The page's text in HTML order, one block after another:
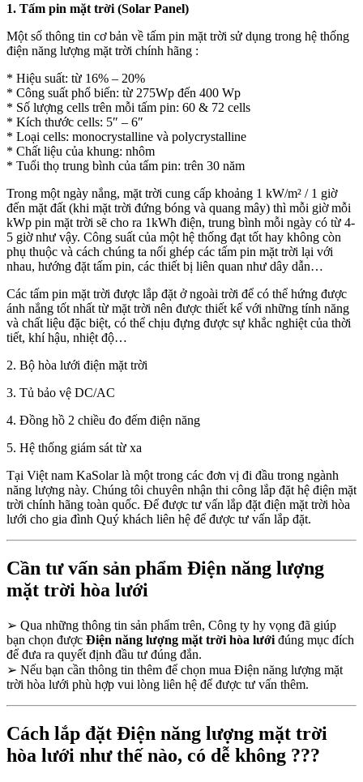
1. Tấm pin mặt trời (Solar Panel)
Một số thông tin cơ bản về tấm pin mặt trời sử dụng trong hệ thống
điện năng lượng mặt trời chính hãng :
* Hiệu suất: từ 16% – 20%
* Công suất phổ biến: từ 275Wp đến 400 Wp
* Số lượng cells trên mỗi tấm pin: 60 & 72 cells
* Kích thước cells: 5″ – 6″
* Loại cells: monocrystalline và polycrystalline
* Chất liệu của khung: nhôm
* Tuổi thọ trung bình của tấm pin: trên 30 năm
Trong một ngày nắng, mặt trời cung cấp khoảng 1 kW/m² / 1 giờ
đến mặt đất (khi mặt trời đứng bóng và quang mây) thì mỗi giờ mỗi
kWp pin mặt trời sẽ cho ra 1kWh điện, trung bình mỗi ngày có từ 4-
5 giờ như vậy. Công suất của một hệ thống đạt tốt hay không còn
phụ thuộc và cách chúng ta nối ghép các tấm pin mặt trời lại với
nhau, hướng đặt tấm pin, các thiết bị liên quan như dây dẫn…
Các tấm pin mặt trời được lắp đặt ở ngoài trời để có thể hứng được
ánh nắng tốt nhất từ mặt trời nên được thiết kế với những tính năng
và chất liệu đặc biệt, có thể chịu đựng được sự khắc nghiệt của thời
tiết, khí hậu, nhiệt độ…
2. Bộ hòa lưới điện mặt trời
3. Tủ bảo vệ DC/AC
4. Đồng hồ 2 chiều đo đếm điện năng
5. Hệ thống giám sát từ xa
Tại Việt nam KaSolar là một trong các đơn vị đi đầu trong ngành
năng lượng này. Chúng tôi chuyên nhận thi công lắp đặt hệ điện mặt
trời chính hãng toàn quốc. Để được tư vấn lắp đặt điện mặt trời hòa
lưới cho gia đình Quý khách liên hệ để được tư vấn lắp đặt.
Cần tư vấn sản phẩm Điện năng lượng
mặt trời hòa lưới
➢ Qua những thông tin sản phẩm trên, Công ty hy vọng đã giúp
bạn chọn được Điện năng lượng mặt trời hòa lưới đúng mục đích
để đưa ra quyết định đầu tư đúng đắn.
➢ Nếu bạn cần thông tin thêm để chọn mua Điện năng lượng mặt
trời hòa lưới phù hợp vui lòng liên hệ để được tư vấn thêm.
Cách lắp đặt Điện năng lượng mặt trời
hòa lưới như thế nào, có dễ không ???